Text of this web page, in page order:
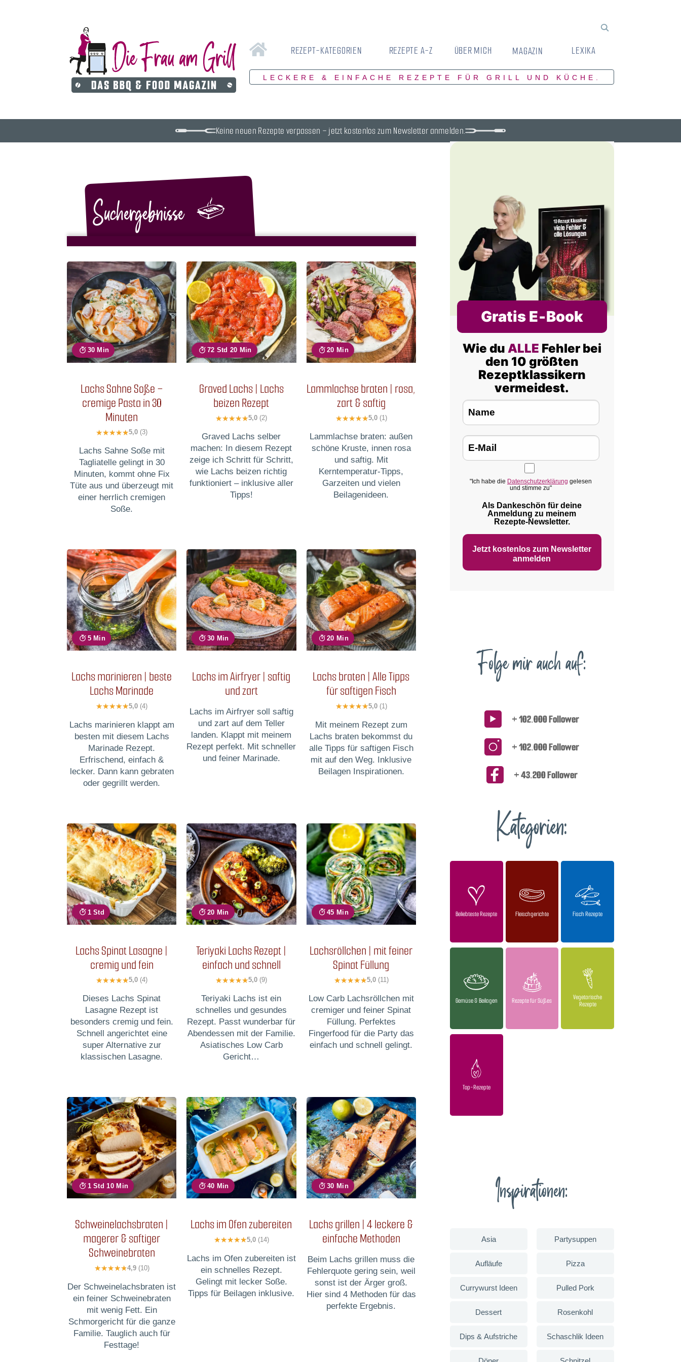
REZEPT-KATEGORIEN REZEPTE A-Z ÜBER MICH MAGAZIN LEXIKA
LECKERE & EINFACHE REZEPTE FÜR GRILL UND KÜCHE.
Keine neuen Rezepte verpassen – jetzt kostenlos zum Newsletter anmelden.
Suchergebnisse
30 Min
Lachs Sahne Soße –
cremige Pasta in 30
Minuten
5,0 (3)
Lachs Sahne Soße mit
Tagliatelle gelingt in 30
Minuten, kommt ohne Fix
Tüte aus und überzeugt mit
einer herrlich cremigen
Soße.
72 Std 20 Min
Graved Lachs | Lachs
beizen Rezept
5,0 (2)
Graved Lachs selber
machen: In diesem Rezept
zeige ich Schritt für Schritt,
wie Lachs beizen richtig
funktioniert – inklusive aller
Tipps!
20 Min
Lammlachse braten | rosa,
zart & saftig
5,0 (1)
Lammlachse braten: außen
schöne Kruste, innen rosa
und saftig. Mit
Kerntemperatur-Tipps,
Garzeiten und vielen
Beilagenideen.
5 Min
Lachs marinieren | beste
Lachs Marinade
5,0 (4)
Lachs marinieren klappt am
besten mit diesem Lachs
Marinade Rezept.
Erfrischend, einfach &
lecker. Dann kann gebraten
oder gegrillt werden.
30 Min
Lachs im Airfryer | saftig
und zart
Lachs im Airfryer soll saftig
und zart auf dem Teller
landen. Klappt mit meinem
Rezept perfekt. Mit schneller
und feiner Marinade.
20 Min
Lachs braten | Alle Tipps
für saftigen Fisch
5,0 (1)
Mit meinem Rezept zum
Lachs braten bekommst du
alle Tipps für saftigen Fisch
mit auf den Weg. Inklusive
Beilagen Inspirationen.
1 Std
Lachs Spinat Lasagne |
cremig und fein
5,0 (4)
Dieses Lachs Spinat
Lasagne Rezept ist
besonders cremig und fein.
Schnell angerichtet eine
super Alternative zur
klassischen Lasagne.
20 Min
Teriyaki Lachs Rezept |
einfach und schnell
5,0 (9)
Teriyaki Lachs ist ein
schnelles und gesundes
Rezept. Passt wunderbar für
Abendessen mit der Familie.
Asiatisches Low Carb
Gericht…
45 Min
Lachsröllchen | mit feiner
Spinat Füllung
5,0 (11)
Low Carb Lachsröllchen mit
cremiger und feiner Spinat
Füllung. Perfektes
Fingerfood für die Party das
einfach und schnell gelingt.
1 Std 10 Min
Schweinelachsbraten |
magerer & saftiger
Schweinebraten
4,9 (10)
Der Schweinelachsbraten ist
ein feiner Schweinebraten
mit wenig Fett. Ein
Schmorgericht für die ganze
Familie. Tauglich auch für
Festtage!
40 Min
Lachs im Ofen zubereiten
5,0 (14)
Lachs im Ofen zubereiten ist
ein schnelles Rezept.
Gelingt mit lecker Soße.
Tipps für Beilagen inklusive.
30 Min
Lachs grillen | 4 leckere &
einfache Methoden
Beim Lachs grillen muss die
Fehlerquote gering sein, weil
sonst ist der Ärger groß.
Hier sind 4 Methoden für das
perfekte Ergebnis.
Gratis E‑Book
Wie du ALLE Fehler bei
den 10 größten
Rezeptklassikern
vermeidest.
"Ich habe die Datenschutzerklärung gelesen
und stimme zu"
Als Dankeschön für deine
Anmeldung zu meinem
Rezepte‑Newsletter.
Jetzt kostenlos zum Newsletter
anmelden
Folge mir auch auf:
+ 102.000 Follower
+ 102.000 Follower
+ 43.200 Follower
Kategorien:
Beliebteste Rezepte Fleischgerichte Fisch Rezepte
Gemüse & Beilagen Rezepte für Süßes
Vegetarische
Rezepte
Top-Rezepte
Inspirationen:
Asia
Aufläufe
Currywurst Ideen
Dessert
Dips & Aufstriche
Partysuppen
Pizza
Pulled Pork
Rosenkohl
Schaschlik Ideen